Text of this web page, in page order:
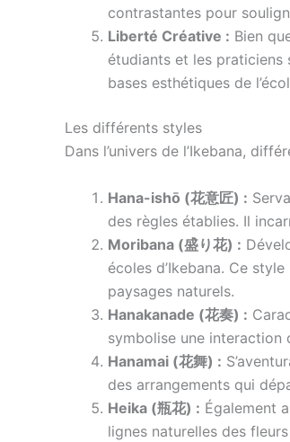
contrastantes pour
Liberté Créative : Bien
étudiants et les
bases esthétiques de
Les différents styles
Dans l’univers de l’Ikebana,
Hana-ishō (花意匠) :
des règles établies. Il
Moribana (盛り花) :
écoles d’Ikebana. Ce
paysages naturels.
Hanakanade (花奏) :
symbolise une interaction
Hanamai (花舞) :
des arrangements qui
Heika (瓶花) : Également
lignes naturelles des